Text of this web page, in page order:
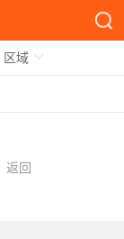
区域
返回